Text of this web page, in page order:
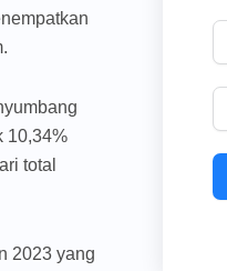
10,34%
total
2023 yang